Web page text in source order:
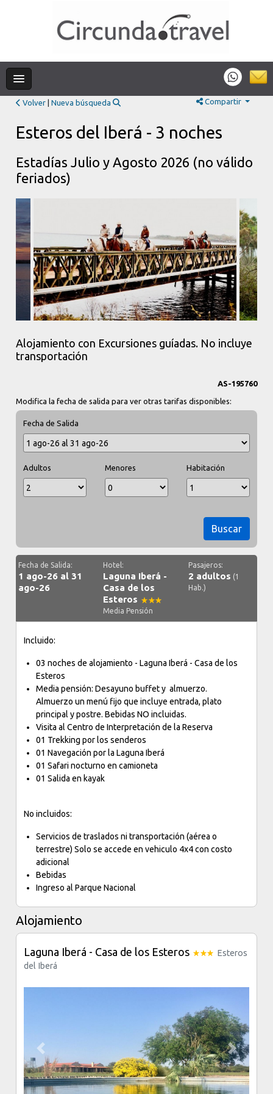
Volver |Nueva búsqueda Compartir
Esteros del Iberá - 3 noches
Estadías Julio y Agosto 2026 (no válido
feriados)
Alojamiento con Excursiones guíadas. No incluye
transportación
AS-195760
Modifica la fecha de salida para ver otras tarifas disponibles:
Fecha de Salida
Adultos Menores Habitación
Buscar
Fecha de Salida:
1 ago-26 al 31
ago-26
Hotel:
Laguna Iberá -
Casa de los
Esteros
Media Pensión
Pasajeros:
2 adultos (1
Hab.)
Incluido:
03 noches de alojamiento - Laguna Iberá - Casa de los
Esteros
Media pensión: Desayuno buffet y almuerzo.
Almuerzo un menú fijo que incluye entrada, plato
principal y postre. Bebidas NO incluidas.
Visita al Centro de Interpretación de la Reserva
01 Trekking por los senderos
01 Navegación por la Laguna Iberá
01 Safari nocturno en camioneta
01 Salida en kayak
No incluidos:
Servicios de traslados ni transportación (aérea o
terrestre) Solo se accede en vehiculo 4x4 con costo
adicional
Bebidas
Ingreso al Parque Nacional
Alojamiento
Laguna Iberá - Casa de los Esteros
Esteros
del Iberá
Previous Next